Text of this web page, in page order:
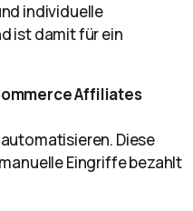
individuelle
ist damit für ein
Affiliates
Diese
Eingriffe bezahlt